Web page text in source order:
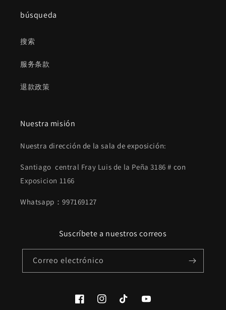
búsqueda
搜索
服务条款
退款政策
Nuestra misión
Nuestra dirección de la sala de exposición:
Santiago central Fray Luis de la Peña 3186 # con
Exposicion 1166
Whatsapp：997169127
Suscríbete a nuestros correos
Correo electrónico
FacebookInstagramTikTok YouTube